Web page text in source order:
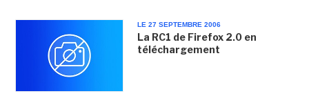
LE 27 SEPTEMBRE 2006
La RC1 de Firefox 2.0 en
téléchargement